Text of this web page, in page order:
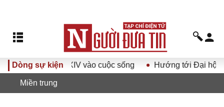
Dòng sự kiện
hội Đảng XIV vào cuộc sống Hướng tới Đại hội đại
Miền trung